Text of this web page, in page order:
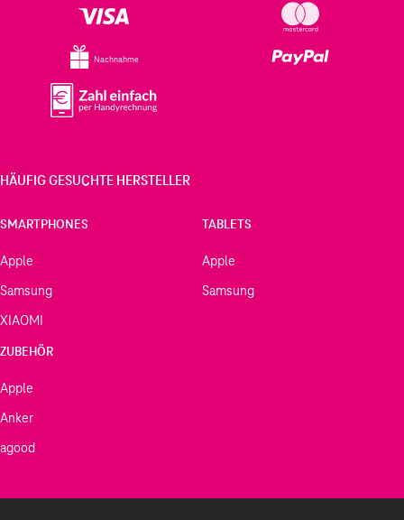
Nachnahme
HÄUFIG GESUCHTE HERSTELLER
SMARTPHONES
Apple
Samsung
XIAOMI
TABLETS
Apple
Samsung
ZUBEHÖR
Apple
Anker
agood